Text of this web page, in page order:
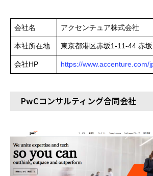
会社名 アクセンチュア株式会社
本社所在地 東京都港区赤坂1-11-44 赤
会社HP https://www.accenture.com/
PwCコンサルティング合同会社